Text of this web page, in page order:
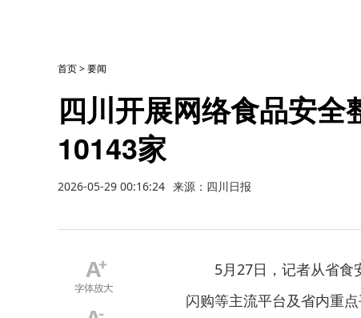
首页>要闻
四川开展网络食品安
10143家
2026-05-29 00:16:24 来源：四川日报
5月27日，记者从省食
闪购等主流平台及省内重